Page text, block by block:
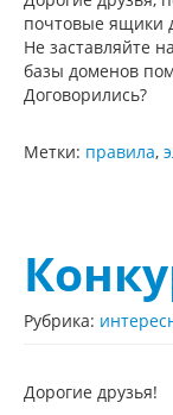
почтовые ящики
Не заставляйте
базы доменов
Договорились?
Метки: правила,
Рубрика:
Дорогие друзья!